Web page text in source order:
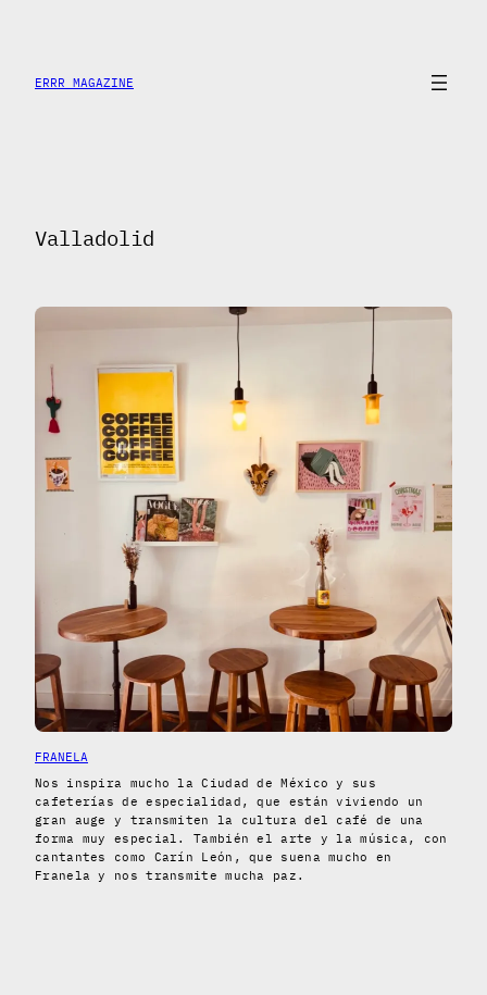
contenido
ERRR MAGAZINE
Valladolid
FRANELA
Nos inspira mucho la Ciudad de México y sus
cafeterías de especialidad, que están viviendo un
gran auge y transmiten la cultura del café de una
forma muy especial. También el arte y la música, con
cantantes como Carín León, que suena mucho en
Franela y nos transmite mucha paz.